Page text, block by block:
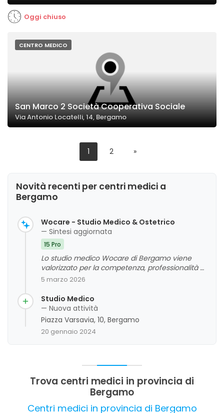
Oggi chiuso
CENTRO MEDICO
San Marco 2 Società Cooperativa Sociale
Via Antonio Locatelli, 14, Bergamo
1 2 »
Novità recenti per centri medici a
Bergamo
Wocare - Studio Medico & Ostetrico
— Sintesi aggiornata
15 Pro
Lo studio medico Wocare di Bergamo viene
valorizzato per la competenza, professionalità e
umanità del suo personale, in particolare dei
l'assistenza attenta e disponibile durante tutto il
percorso di gravidanza e post parto, così come i
corsi pre parto e i servizi a domicilio. Viene
evidenziata anche la cortesia e gentilezza dello
staff, che contribuisce a creare un ambiente
giudizio complessivo molto positivo sull'attività.
5 marzo 2026
Studio Medico
— Nuova attività
Piazza Varsavia, 10, Bergamo
20 gennaio 2024
Trova centri medici in provincia di
Bergamo
Centri medici in provincia di Bergamo